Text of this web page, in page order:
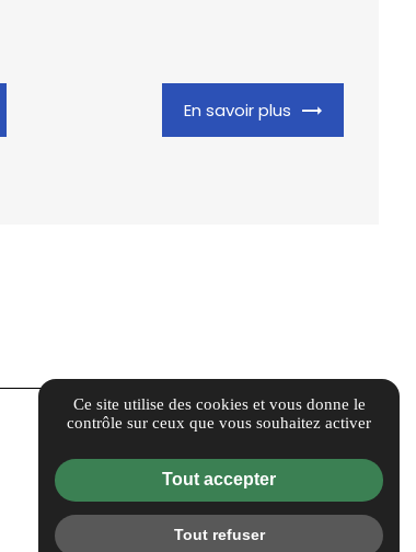
En savoir plus
Ce site utilise des cookies et vous donne le
contrôle sur ceux que vous souhaitez activer
Tout accepter
Tout refuser